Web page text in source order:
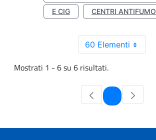
E CIG
CENTRI ANTIFUMO
60 Elementi
Mostrati 1 - 6 su 6 risultati.
Pagina